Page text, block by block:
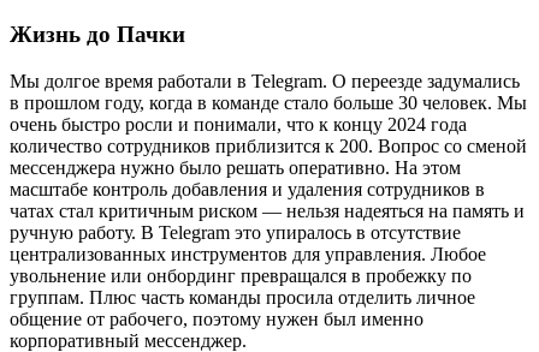
Жизнь до Пачки
Мы долгое время работали в Telegram. О переезде задумались
в прошлом году, когда в команде стало больше 30 человек. Мы
очень быстро росли и понимали, что к концу 2024 года
количество сотрудников приблизится к 200. Вопрос со сменой
мессенджера нужно было решать оперативно. На этом
масштабе контроль добавления и удаления сотрудников в
чатах стал критичным риском — нельзя надеяться на память и
ручную работу. В Telegram это упиралось в отсутствие
централизованных инструментов для управления. Любое
увольнение или онбординг превращался в пробежку по
группам. Плюс часть команды просила отделить личное
общение от рабочего, поэтому нужен был именно
корпоративный мессенджер.